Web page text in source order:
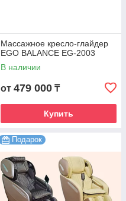
Массажное кресло-глайдер
EGO BALANCE EG-2003
В наличии
от 479 000 ₸
Купить
Подарок